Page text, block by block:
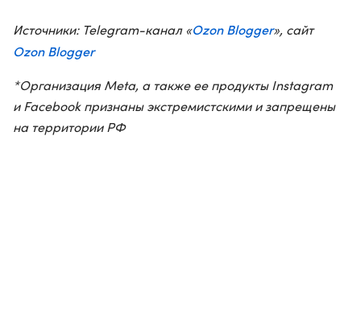
Источники: Telegram-канал «Ozon Blogger», сайт
Ozon Blogger
*Организация Meta, а также ее продукты Instagram
и Facebook признаны экстремистскими и запрещены
на территории РФ